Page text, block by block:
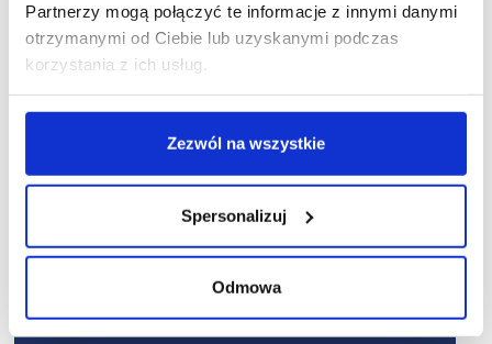
Partnerzy mogą połączyć te informacje z innymi danymi
otrzymanymi od Ciebie lub uzyskanymi podczas
korzystania z ich usług.
Zezwól na wszystkie
Spersonalizuj
Odmowa
R E K L A M A